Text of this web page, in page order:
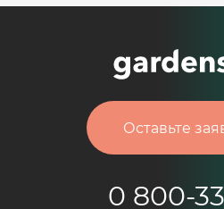
Оставьте
0 800-